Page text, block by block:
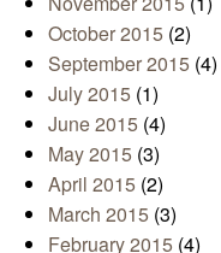
October 2015 (2)
September 2015 (4)
July 2015 (1)
June 2015 (4)
May 2015 (3)
April 2015 (2)
March 2015 (3)
February 2015 (4)